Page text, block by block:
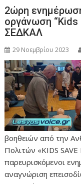
2ώρη
οργάνωση “Kids
ΣΕΔΚΑΛ
29 Νοεμβρίου 2023
βοηθειών από την
Πολιτών «KIDS
παρευρισκόμενοι
αναγνώριση